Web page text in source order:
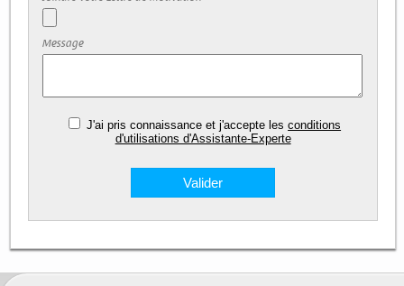
Message
J'ai pris connaissance et j'accepte lesconditions
d'utilisations d'Assistante-Experte